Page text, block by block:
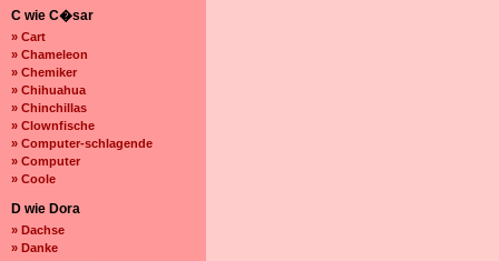
C wie C�sar
» Cart
» Chameleon
» Chemiker
» Chihuahua
» Chinchillas
» Clownfische
» Computer-schlagende
» Computer
» Coole
D wie Dora
» Dachse
» Danke